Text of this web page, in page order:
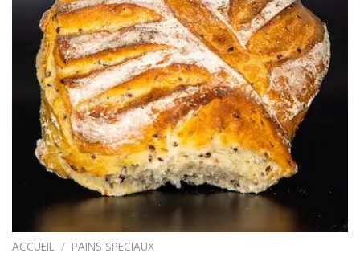
ACCUEIL / PAINS SPECIAUX